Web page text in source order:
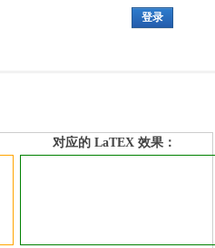
登录
对应的 LaTEX 效果：